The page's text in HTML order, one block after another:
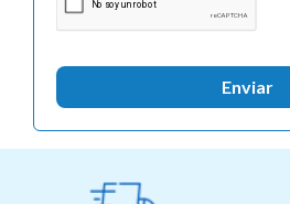
Enviar